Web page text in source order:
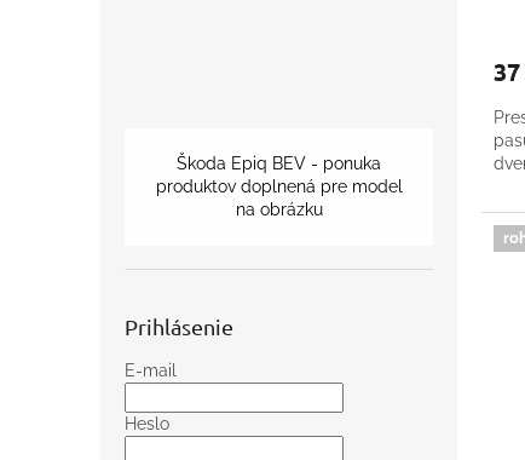
Škoda Epiq BEV - ponuka
produktov doplnená pre model
na obrázku
Prihlásenie
E-mail
Heslo